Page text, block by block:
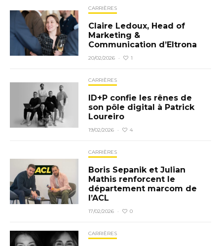
CARRIÈRES
Claire Ledoux, Head of
Marketing &
Communication d’Eltrona
20/02/2026 · 1
CARRIÈRES
ID+P confie les rênes de
son pôle digital à Patrick
Loureiro
19/02/2026 · 4
CARRIÈRES
Boris Sepanik et Julian
Mathis renforcent le
département marcom de
l’ACL
17/02/2026 · 0
CARRIÈRES